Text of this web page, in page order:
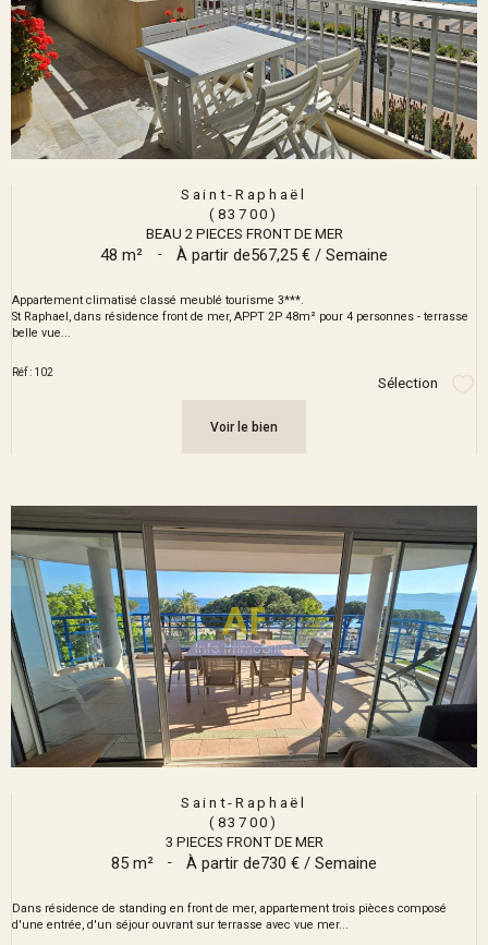
Saint-Raphaël
(83700)
BEAU 2 PIECES FRONT DE MER
48 m² - À partir de567,25 € / Semaine
Appartement climatisé classé meublé tourisme 3***.
St Raphael, dans résidence front de mer, APPT 2P 48m² pour 4 personnes - terrasse
belle vue...
Réf : 102
Sélection
Voir le bien
Saint-Raphaël
(83700)
3 PIECES FRONT DE MER
85 m² - À partir de730 € / Semaine
Dans résidence de standing en front de mer, appartement trois pièces composé
d'une entrée, d'un séjour ouvrant sur terrasse avec vue mer...